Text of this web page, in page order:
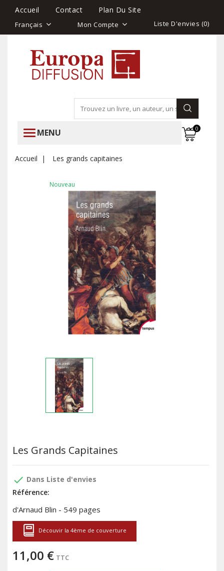
Accueil Contact Plan Du Site
Français Mon Compte Liste D'envies (0)
MENU 0
Accueil Les grands capitaines
Nouveau
Les Grands Capitaines
done Dans Liste d'envies
Référence:
d'Arnaud Blin - 549 pages
Découvir la 4ème de couverture
11,00 € TTC